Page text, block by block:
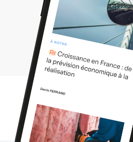
Les
2026 2025 2024